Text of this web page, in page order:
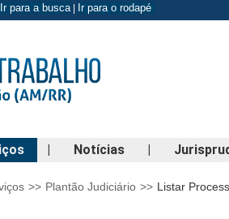
Ir para a busca| Ir para o rodapé
| Notícias |
>> Plantão Judiciário >> Listar